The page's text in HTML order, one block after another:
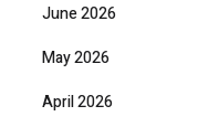
June 2026
May 2026
April 2026